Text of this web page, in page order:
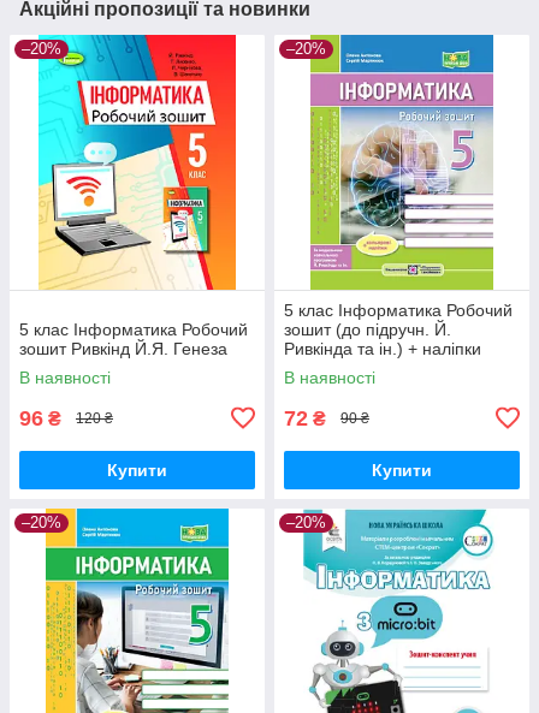
Акційні пропозиції та новинки
–20%
5 клас Інформатика Робочий
зошит Ривкінд Й.Я. Генеза
В наявності
96 ₴ 120 ₴
Купити
–20%
5 клас Інформатика Робочий
зошит (до підручн. Й.
Ривкінда та ін.) + наліпки
Антонова О., Мартинюк С.
ПіП
В наявності
72 ₴ 90 ₴
Купити
–20% –20%